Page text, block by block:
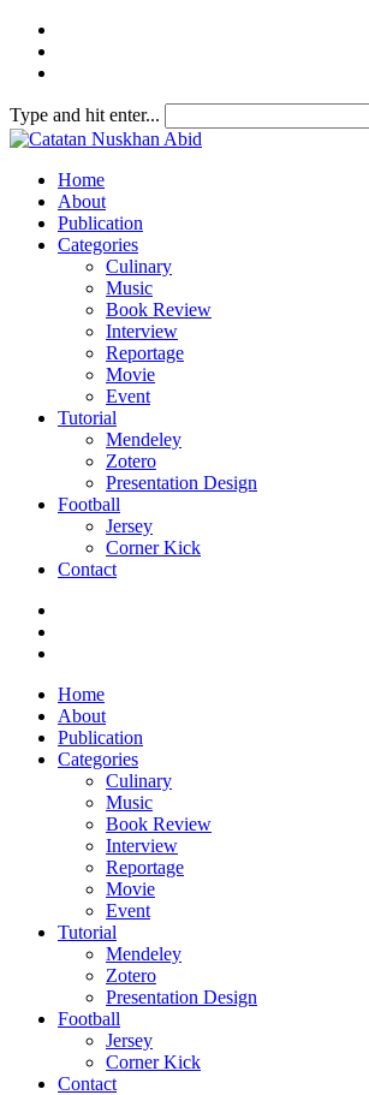
Type and hit enter...
Home
About
Publication
Categories
Culinary
Music
Book Review
Interview
Reportage
Movie
Event
Tutorial
Mendeley
Zotero
Presentation Design
Football
Jersey
Corner Kick
Contact
Home
About
Publication
Categories
Culinary
Music
Book Review
Interview
Reportage
Movie
Event
Tutorial
Mendeley
Zotero
Presentation Design
Football
Jersey
Corner Kick
Contact